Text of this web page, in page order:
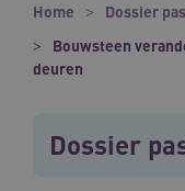
Home
Dossier
Bouwsteen
deuren
Dossier